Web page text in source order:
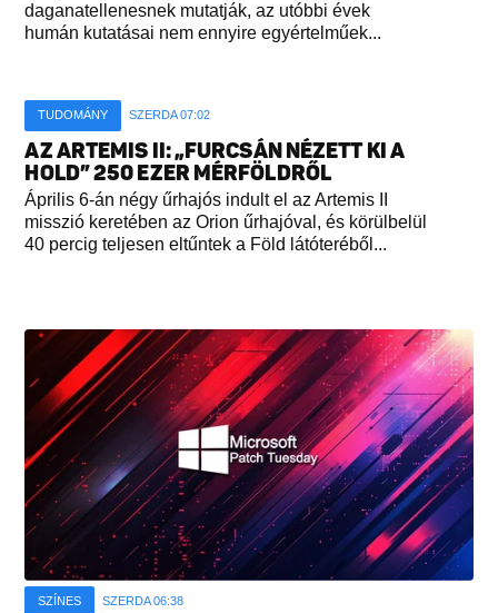
daganatellenesnek mutatják, az utóbbi évek
humán kutatásai nem ennyire egyértelműek...
TUDOMÁNY SZERDA 07:02
AZ ARTEMIS II: „FURCSÁN NÉZETT KI A
HOLD” 250 EZER MÉRFÖLDRŐL
Április 6-án négy űrhajós indult el az Artemis II
misszió keretében az Orion űrhajóval, és körülbelül
40 percig teljesen eltűntek a Föld látóteréből...
SZÍNES SZERDA 06:38